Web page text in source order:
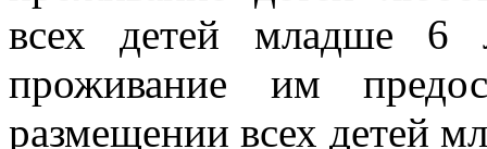
всех детей младше 6
проживание им
размещении всех детей